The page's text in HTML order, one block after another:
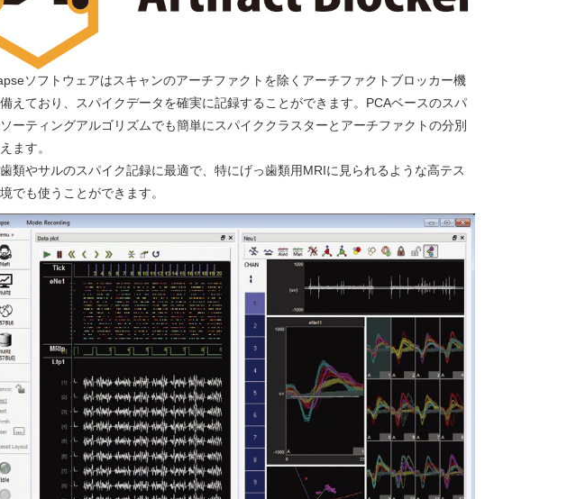
ソフトウェアはスキャンのアーチファクトを除くアーチファクトブロッカー機
えており、スパイクデータを確実に記録することができます。PCAベースのスパ
ーティングアルゴリズムでも簡単にスパイククラスターとアーチファクトの分別
ます。
類やサルのスパイク記録に最適で、特にげっ歯類用MRIに見られるような高テス
でも使うことができます。